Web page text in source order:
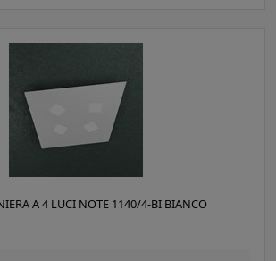
A 4 LUCI NOTE 1140/4-BI BIANCO